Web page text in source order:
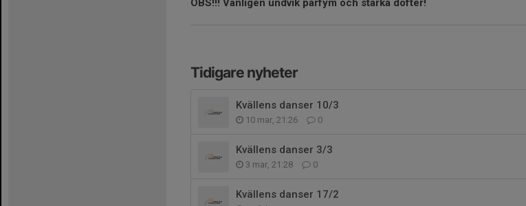
OBS!!! Vänligen undvik parfym och starka dofter!
Tidigare nyheter
Kvällens danser 10/3
10 mar, 21:26 0
Kvällens danser 3/3
3 mar, 21:28 0
Kvällens danser 17/2